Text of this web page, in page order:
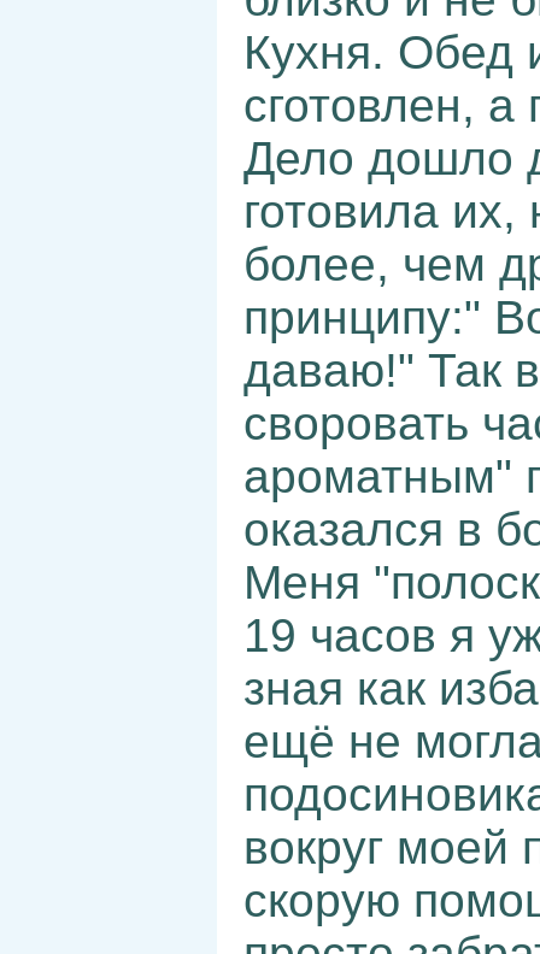
Кухня. Обед
сготовлен, а
Дело дошло
готовила их,
более, чем
принципу:"
даваю!" Так
своровать
ароматным"
оказался в
Меня
19 часов я
зная как
ещё не могла
вокруг моей
скорую